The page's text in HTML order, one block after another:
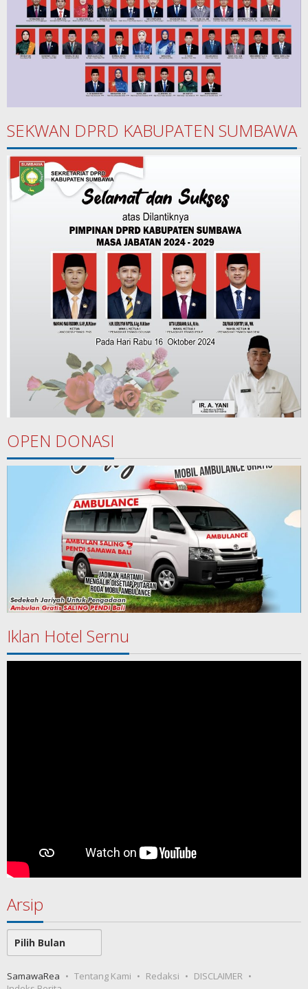
SEKWAN DPRD KABUPATEN SUMBAWA
OPEN DONASI
Iklan Hotel Sernu
Arsip
Arsip
SamawaRea Tentang Kami Redaksi
DISCLAIMER